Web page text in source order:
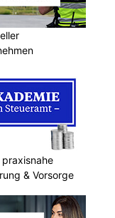
& Vorsorge